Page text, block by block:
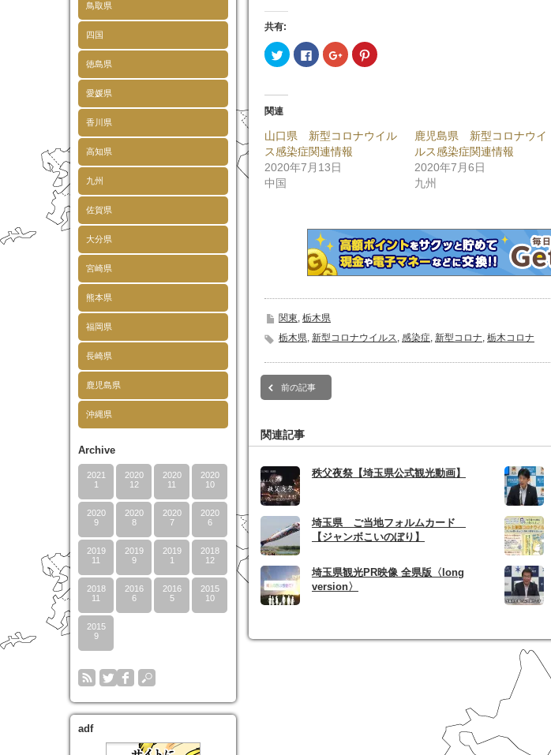
鳥取県
四国
徳島県
愛媛県
香川県
高知県
九州
佐賀県
大分県
宮崎県
熊本県
福岡県
長崎県
鹿児島県
沖縄県
Archive
2021
1
2020
12
2020
11
2020
10
2020
9
2020
8
2020
7
2020
6
2019
11
2019
9
2019
1
2018
12
2018
11
2016
6
2016
5
2015
10
2015
9
adf
共有:
ク
リ
て
有
(新
し
い
ウ
ィ
Facebook
で
リ
ッ
ク
し
て
し
い
ウ
ィ
ン
ド
で
き
ま
す)
ク
リ
有
(新
し
開
き
ま
す)
ク
リ
有
開
き
ま
す)
関連
山口県 新型コロナウイル
ス感染症関連情報
2020年7月13日
中国
鹿児島県 新型コロナウイ
ルス感染症関連情報
2020年7月6日
九州
関東, 栃木県
栃木県, 新型コロナウイルス, 感染症, 新型コロナ, 栃木コロナ
前の記事
関連記事
秩父夜祭【埼玉県公式観光動画】
埼玉県 ご当地フォルムカード
【ジャンボこいのぼり】
埼玉県観光PR映像 全県版〈long
version〉